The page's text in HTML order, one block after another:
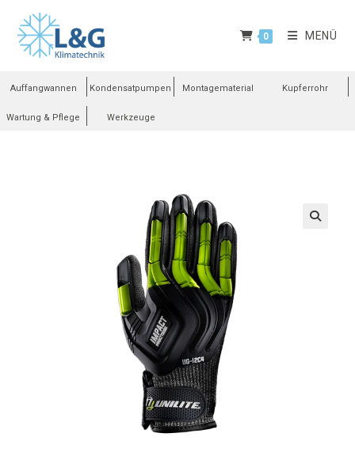
0 MENÜ
Auffangwannen Kondensatpumpen Montagematerial Kupferrohr
Wartung & Pflege Werkzeuge